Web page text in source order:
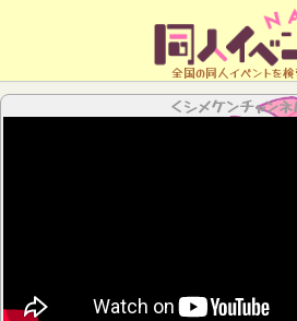
全国の同人イベントを検
＜シメケンチャン